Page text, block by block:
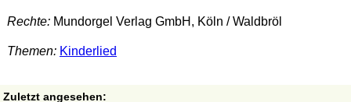
Rechte:Mundorgel Verlag GmbH, Köln / Waldbröl
Themen: Kinderlied
Zuletzt angesehen: